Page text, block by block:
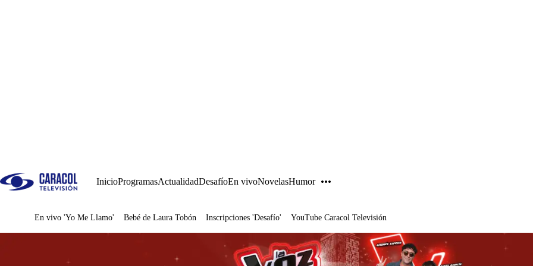
InicioProgramasActualidadDesafíoEn vivoNovelasHumor
Juegos
En vivo 'Yo Me Llamo' Bebé de Laura Tobón Inscripciones 'Desafío' YouTube Caracol Televisión